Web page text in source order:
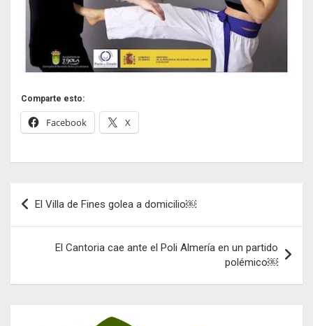
Comparte esto:
Facebook X
Navegación
de
entradas
El Villa de Fines golea a domicilio￼
El Cantoria cae ante el Poli Almería en un partido
polémico￼